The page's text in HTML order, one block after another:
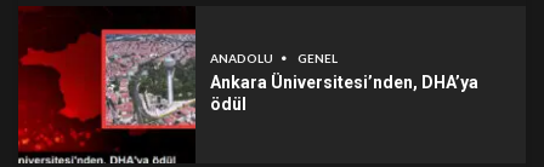
ANADOLU GENEL
Ankara Üniversitesi’nden, DHA’ya
ödül